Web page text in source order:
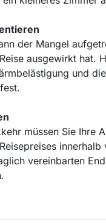
der Mangel
ausgewirkt hat.
und
müssen Sie Ihre
vereinbarten